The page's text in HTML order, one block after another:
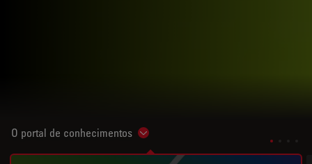
O portal de conhecimentos Show subnavigation